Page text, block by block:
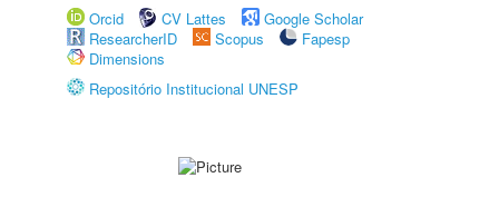
Orcid
CV Lattes
Google Scholar
ResearcherID
Scopus
Fapesp
Dimensions
Repositório Institucional UNESP